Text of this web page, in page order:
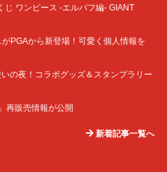
じ ワンピース -エルバフ編- GIANT
PGAから新登場！可愛く個人情報を
の夜！コラボグッズ＆スタンプラリー
再販売情報が公開
新着記事一覧へ